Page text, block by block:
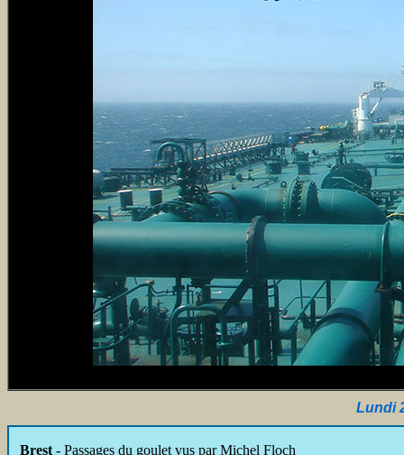
Lundi
Brest - Passages du goulet vus par Michel Floch